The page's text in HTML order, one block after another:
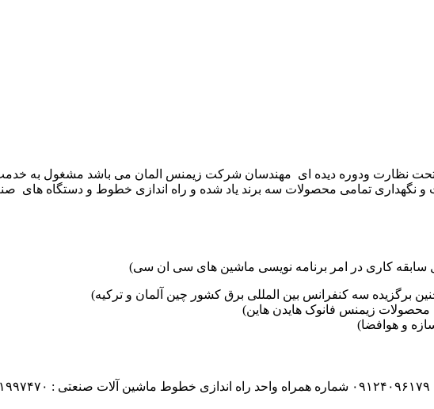
تکنوست با مدیریت مهندس علی فرخانی که از سال ۱۳۶۵ تحت نظارت ودوره دیده ای مهندسان شرکت زیمنس
نگهداری تمامی محصولات سه برند یاد شده و راه اندازی خطوط و دستگاه های
برگزیده سه کنفرانس بین المللی برق کشور چین آلمان و ترکیه)
زیمنس فانوک هایدن هاین)
و هوافضا)